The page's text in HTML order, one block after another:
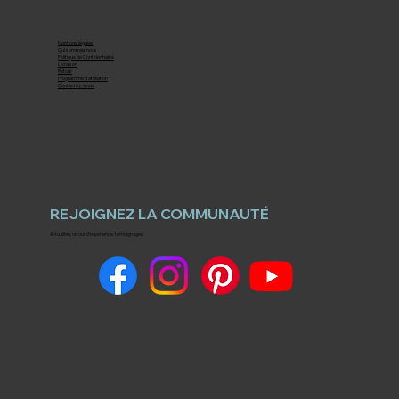
Mentions légales
Qui sommes nous
Politique de Confidentialité
Livraison
Retour
Programme d'affiliation
Contactez-nous
REJOIGNEZ LA COMMUNAUTÉ
Actualités, retour d'expérience, témoignages